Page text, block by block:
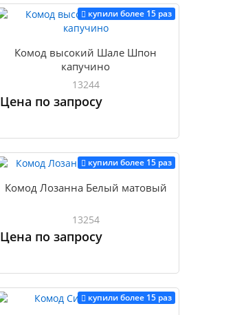
купили более 15 раз
Комод высокий Шале Шпон
капучино
13244
Цена по запросу
купили более 15 раз
Комод Лозанна Белый матовый
13254
Цена по запросу
купили более 15 раз